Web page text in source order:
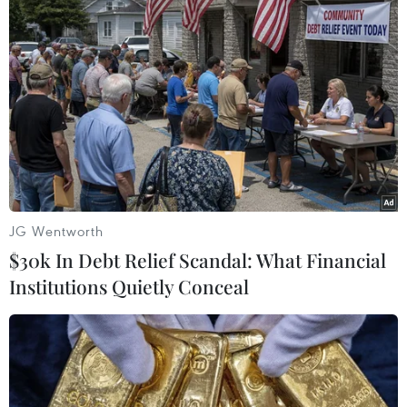
TIN LIÊN QUAN
Chính quyền Mỹ công bố chiến lược Ấn Độ
JG Wentworth
$30k In Debt Relief Scandal: What Financial
Institutions Quietly Conceal